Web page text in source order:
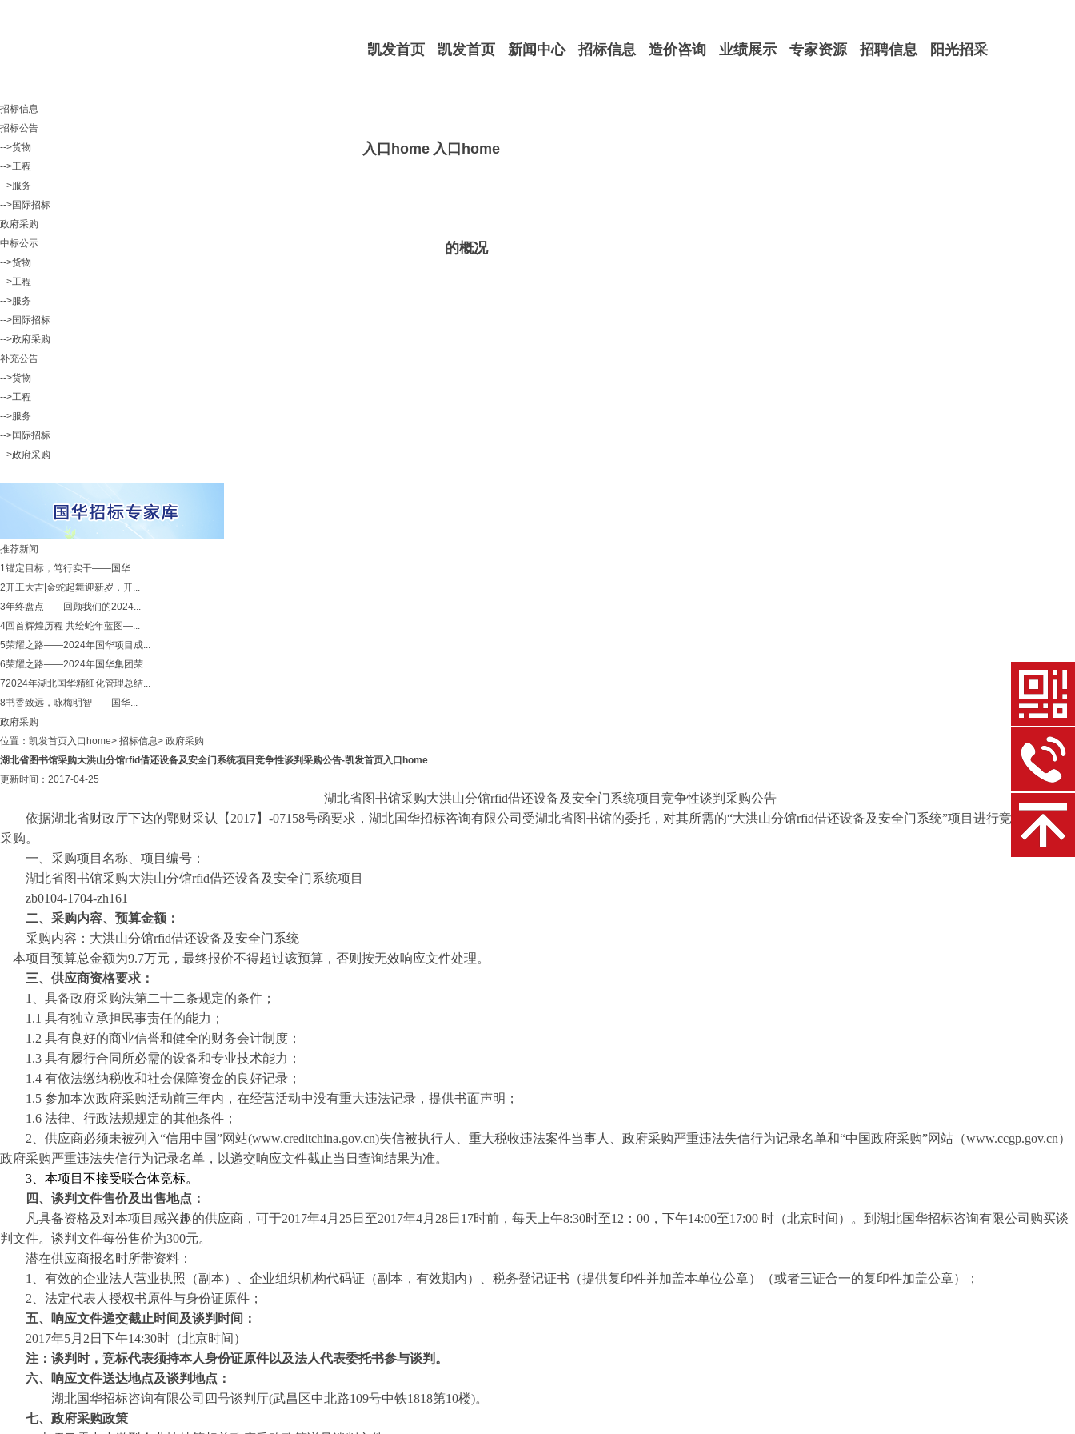
凯发首页
入口home
凯发首页
入口home
的概况
新闻中心 招标信息 造价咨询 业绩展示 专家资源 招聘信息 阳光招采
招标信息
招标公告
-->货物
-->工程
-->服务
-->国际招标
政府采购
中标公示
-->货物
-->工程
-->服务
-->国际招标
-->政府采购
补充公告
-->货物
-->工程
-->服务
-->国际招标
-->政府采购
推荐新闻
1锚定目标，笃行实干——国华...
2开工大吉|金蛇起舞迎新岁，开...
3年终盘点——回顾我们的2024...
4回首辉煌历程 共绘蛇年蓝图—...
5荣耀之路——2024年国华项目成...
6荣耀之路——2024年国华集团荣...
72024年湖北国华精细化管理总结...
8书香致远，咏梅明智——国华...
政府采购
位置： 凯发首页入口home> 招标信息> 政府采购
湖北省图书馆采购大洪山分馆rfid借还设备及安全门系统项目竞争性谈判采购公告-凯发首页入口home
更新时间：2017-04-25
湖北省图书馆采购大洪山分馆rfid借还设备及安全门系统项目竞争性谈判采购公告
依据湖北省财政厅下达的鄂财采认【 2017】-07158号函要求，湖北国华招标咨询有限公司受湖北省图书馆的委托，对其所需的“大洪山分馆rfid借还设备及安全门系统”项目 进行竞争性谈判
采购。
一、采购项目名称、项目编号：
湖北省图书馆采购大洪山分馆rfid借还设备及安全门系统项目
zb0104-1704-zh161
二、采购内容、预算金额：
采购内容 ： 大洪山分馆rfid借还设备及安全门系统
本项目预算总金额为9.7万元，最终报价不得超过该预算，否则按无效响应文件处理。
三、供应商资格要求：
1、具备政府采购法第二十二条规定的条件；
1.1 具有独立承担民事责任的能力；
1.2 具有良好的商业信誉和健全的财务会计制度；
1.3 具有履行合同所必需的设备和专业技术能力；
1.4 有依法缴纳税收和社会保障资金的良好记录；
1.5 参加本次政府采购活动前三年内，在经营活动中没有重大违法记录，提供书面声明；
1.6 法律、行政法规规定的其他条件；
2、供应商必须未被列入“信用中国”网站(www.creditchina.gov.cn)失信被执行人、重大税收违法案件当事人、政府采购严重违法失信行为记录名单和“中国政府采购”网站（www.ccgp.gov.cn）
政府采购严重违法失信行为记录名单， 以递交响应文件截止当日查询结果为准。
3 、本项目不接受联合体竞标。
四、谈判文件售价及出售地点：
凡具备资格及对本项目感兴趣的供应商，可于2017年4月 25日至2017年4月 28日 17时前，每天上午8:30时至12：00，下午14:00至17:00 时（北京时间）。到湖北国华招标咨询有限公司购买谈
判文件。谈判文件每份售价为300元。
潜在供应商报名时所带资料：
1、 有效的企业法人营业执照（副本）、企业组织机构代码证（副本，有效期内）、税务登记证书（提供复印件并加盖本单位公章）（或者三证合一的复印件加盖公章）；
2、 法定代表人授权书原件与身份证原件；
五、响应文件递交截止时间及谈判时间：
2017年5月 2 日下午14:30时（北京时间）
注： 谈判时，竞标代表须持本人身份证原件以及法人代表委托书参与谈判。
六、响应文件送达地点及谈判地点：
湖北国华招标咨询有限公司四号谈判厅(武昌区中北路109号中铁1818第10楼)。
七、 政府采购政策